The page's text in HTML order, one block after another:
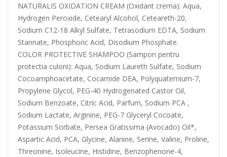
NATURALIS OXIDATION CREAM (Oxidant crema): Aqua,
Hydrogen Peroxide, Cetearyl Alcohol, Ceteareth-20,
Sodium C12-18 Alkyl Sulfate, Tetrasodium EDTA, Sodium
Stannate, Phosphoric Acid, Disodium Phosphate.
COLOR PROTECTIVE SHAMPOO (Sampon pentru
protectia culorii): Aqua, Sodium Laureth Sulfate, Sodium
Cocoamphoacetate, Cocamide DEA, Polyquaternium-7,
Propylene Glycol, PEG-40 Hydrogenated Castor Oil,
Sodium Benzoate, Citric Acid, Parfum, Sodium PCA ,
Sodium Lactate, Arginine, PEG-7 Glyceryl Cocoate,
Potassium Sorbate, Persea Gratissima (Avocado) Oil*,
Aspartic Acid, PCA, Glycine, Alanine, Serine, Valine, Proline,
Threonine, Isoleucine, Histidine, Benzophenone-4,